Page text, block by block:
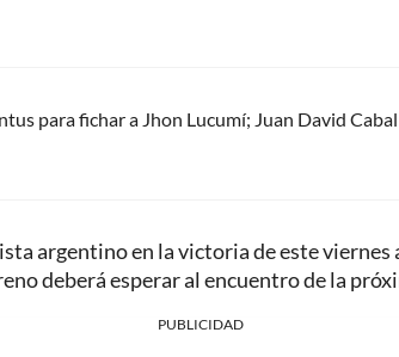
para fichar a Jhon Lucumí; Juan David
argentino en la victoria de este viernes
deberá esperar al encuentro de la
PUBLICIDAD